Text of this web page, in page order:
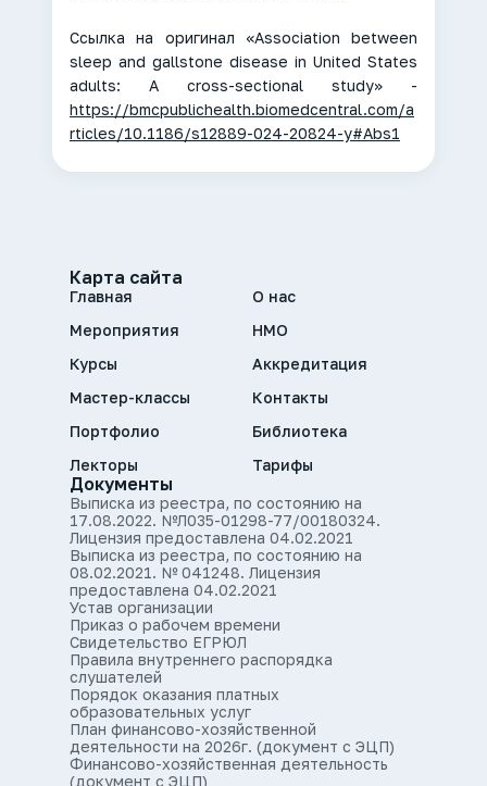
Ссылка на оригинал «Association between
sleep and gallstone disease in United States
adults: A cross-sectional study» -
https://bmcpublichealth.biomedcentral.com/a
rticles/10.1186/s12889-024-20824-y#Abs1
Карта сайта
Главная
Мероприятия
Курсы
Мастер-классы
Портфолио
Лекторы
О нас
НМО
Аккредитация
Контакты
Библиотека
Тарифы
Документы
Выписка из реестра, по состоянию на
17.08.2022. №Л035-01298-77/00180324.
Лицензия предоставлена 04.02.2021
Выписка из реестра, по состоянию на
08.02.2021. № 041248. Лицензия
предоставлена 04.02.2021
Устав организации
Приказ о рабочем времени
Свидетельство ЕГРЮЛ
Правила внутреннего распорядка
слушателей
Порядок оказания платных
образовательных услуг
План финансово-хозяйственной
деятельности на 2026г. (документ с ЭЦП)
Финансово-хозяйственная деятельность
(документ с ЭЦП)